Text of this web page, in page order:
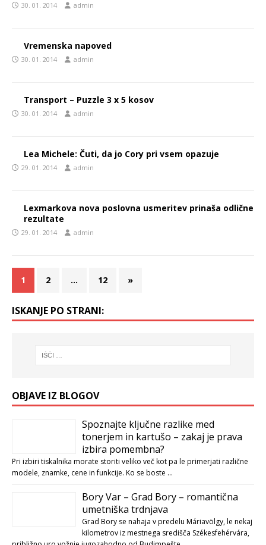
30. 01. 2014 admin
Vremenska napoved
30. 01. 2014 admin
Transport – Puzzle 3 x 5 kosov
30. 01. 2014 admin
Lea Michele: Čuti, da jo Cory pri vsem opazuje
29. 01. 2014 admin
Lexmarkova nova poslovna usmeritev prinaša odlične
rezultate
29. 01. 2014 admin
1 2 … 12 »
ISKANJE PO STRANI:
OBJAVE IZ BLOGOV
Spoznajte ključne razlike med
tonerjem in kartušo – zakaj je prava
izbira pomembna?
Pri izbiri tiskalnika morate storiti veliko več kot pa le primerjati različne
modele, znamke, cene in funkcije. Ko se boste …
Bory Var – Grad Bory – romantična
umetniška trdnjava
Grad Bory se nahaja v predelu Máriavölgy, le nekaj
kilometrov iz mestnega središča Székesfehérvára,